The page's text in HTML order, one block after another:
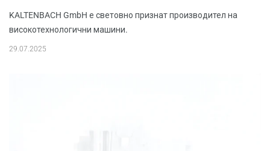
KALTENBACH GmbH е световно признат производител на
високотехнологични машини.
29.07.2025